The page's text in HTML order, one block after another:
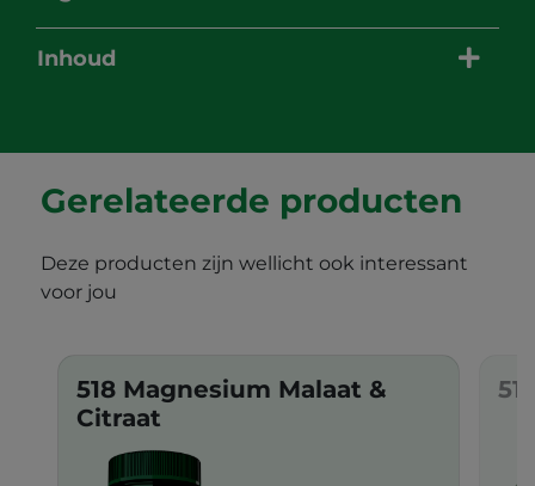
Inhoud
Gerelateerde producten
Deze producten zijn wellicht ook interessant
voor jou
518 Magnesium Malaat &
Citraat